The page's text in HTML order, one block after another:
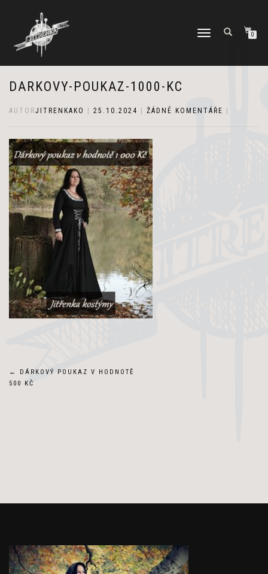
PŘEPNOUT
0
DARKOVY-POUKAZ-1000-KC
AUTORJITRENKAKO 25.10.2024 ŽÁDNÉ KOMENTÁŘE
Navigace
←
DÁRKOVÝ POUKAZ V HODNOTĚ
500 KČ